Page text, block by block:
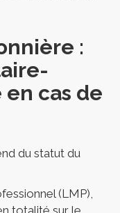
:
cas de
du statut du
(LMP),
totalité sur le